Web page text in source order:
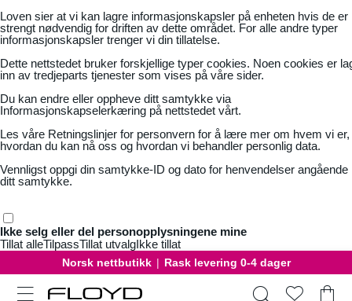
Loven sier at vi kan lagre informasjonskapsler på enheten hvis de er
strengt nødvendig for driften av dette området. For alle andre typer
informasjonskapsler trenger vi din tillatelse.
Dette nettstedet bruker forskjellige typer cookies. Noen cookies er
inn av tredjeparts tjenester som vises på våre sider.
Du kan endre eller oppheve ditt samtykke via
Informasjonskapselerkæring på nettstedet vårt.
Les våre Retningslinjer for personvern for å lære mer om hvem vi er,
hvordan du kan nå oss og hvordan vi behandler personlig data.
Vennligst oppgi din samtykke-ID og dato for henvendelser angående
ditt samtykke.
Ikke selg eller del personopplysningene mine
Tillat alleTilpassTillat utvalgIkke tillat
Norsk nettbutikk | Rask levering 0-4 dager